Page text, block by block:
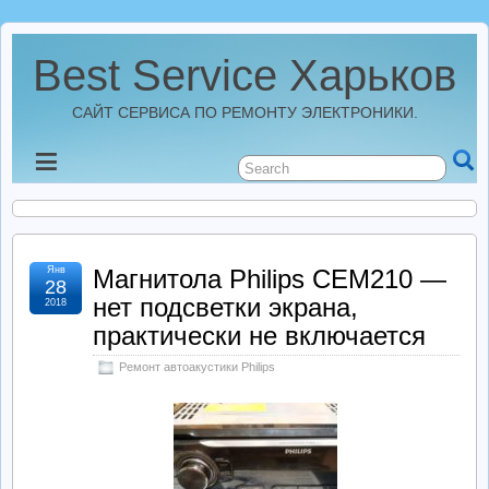
Best Service Харьков
САЙТ СЕРВИСА ПО РЕМОНТУ ЭЛЕКТРОНИКИ.
Новости
Ремонт Усилителей
Ремонт Автомагнитол
Ремонт Видеорегистраторов
Магнитола Philips CEM210 —
нет подсветки экрана,
практически не включается
Ремонт автоакустики Philips
Янв
28
2018